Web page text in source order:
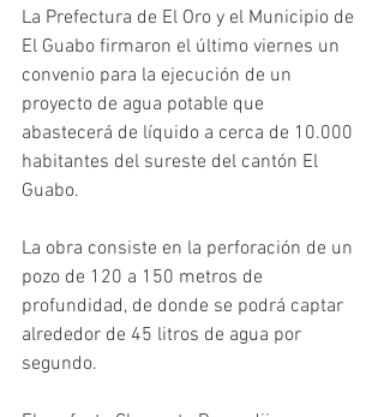
La Prefectura de El Oro y el Municipio de
El Guabo firmaron el último viernes un
convenio para la ejecución de un
proyecto de agua potable que
abastecerá de líquido a cerca de 10.000
habitantes del sureste del cantón El
Guabo.
La obra consiste en la perforación de un
pozo de 120 a 150 metros de
profundidad, de donde se podrá captar
alrededor de 45 litros de agua por
segundo.